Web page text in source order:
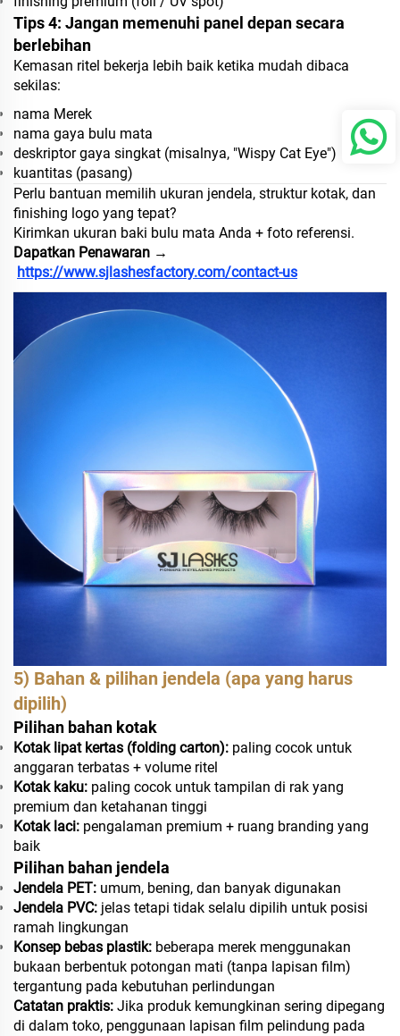
Tips 4: Jangan memenuhi panel depan secara
berlebihan
Kemasan ritel bekerja lebih baik ketika mudah dibaca
sekilas:
nama Merek
nama gaya bulu mata
deskriptor gaya singkat (misalnya, "Wispy Cat Eye")
kuantitas (pasang)
Perlu bantuan memilih ukuran jendela, struktur kotak, dan
finishing logo yang tepat?
Kirimkan ukuran baki bulu mata Anda + foto referensi.
Dapatkan Penawaran →
https://www.sjlashesfactory.com/contact-us
5) Bahan & pilihan jendela (apa yang harus
dipilih)
Pilihan bahan kotak
Kotak lipat kertas (folding carton): paling cocok untuk
anggaran terbatas + volume ritel
Kotak kaku: paling cocok untuk tampilan di rak yang
premium dan ketahanan tinggi
Kotak laci: pengalaman premium + ruang branding yang
baik
Pilihan bahan jendela
Jendela PET: umum, bening, dan banyak digunakan
Jendela PVC: jelas tetapi tidak selalu dipilih untuk posisi
ramah lingkungan
Konsep bebas plastik: beberapa merek menggunakan
bukaan berbentuk potongan mati (tanpa lapisan film)
tergantung pada kebutuhan perlindungan
Catatan praktis: Jika produk kemungkinan sering dipegang
di dalam toko, penggunaan lapisan film pelindung pada